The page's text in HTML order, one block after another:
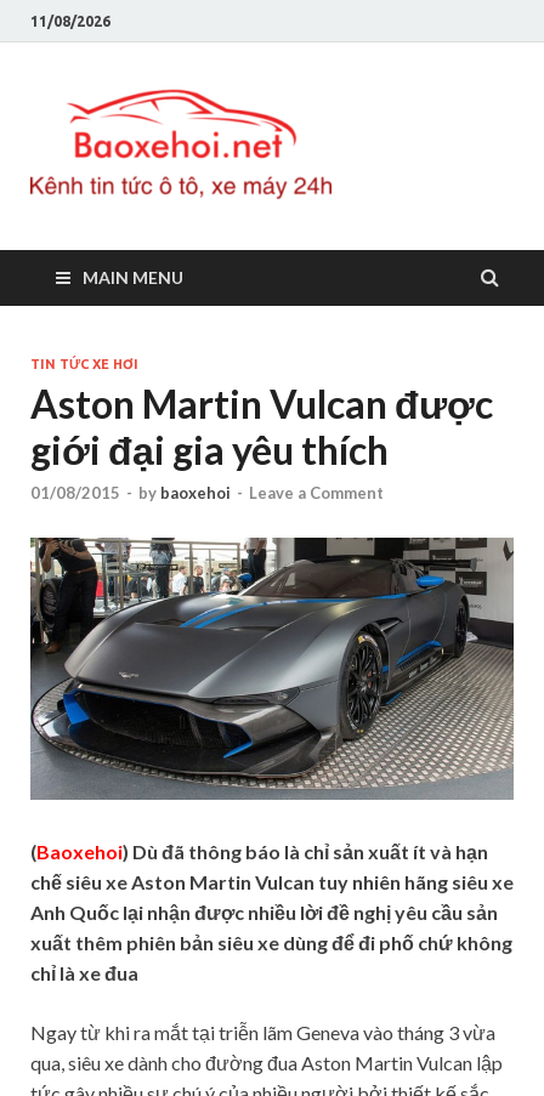
11/08/2026
MAIN MENU
TIN TỨC XE HƠI
Aston Martin Vulcan được
giới đại gia yêu thích
01/08/2015 - by baoxehoi - Leave a Comment
(Baoxehoi) Dù đã thông báo là chỉ sản xuất ít và hạn
chế siêu xe Aston Martin Vulcan tuy nhiên hãng siêu xe
Anh Quốc lại nhận được nhiều lời đề nghị yêu cầu sản
xuất thêm phiên bản siêu xe dùng để đi phố chứ không
chỉ là xe đua
Ngay từ khi ra mắt tại triễn lãm Geneva vào tháng 3 vừa
qua, siêu xe dành cho đường đua Aston Martin Vulcan lập